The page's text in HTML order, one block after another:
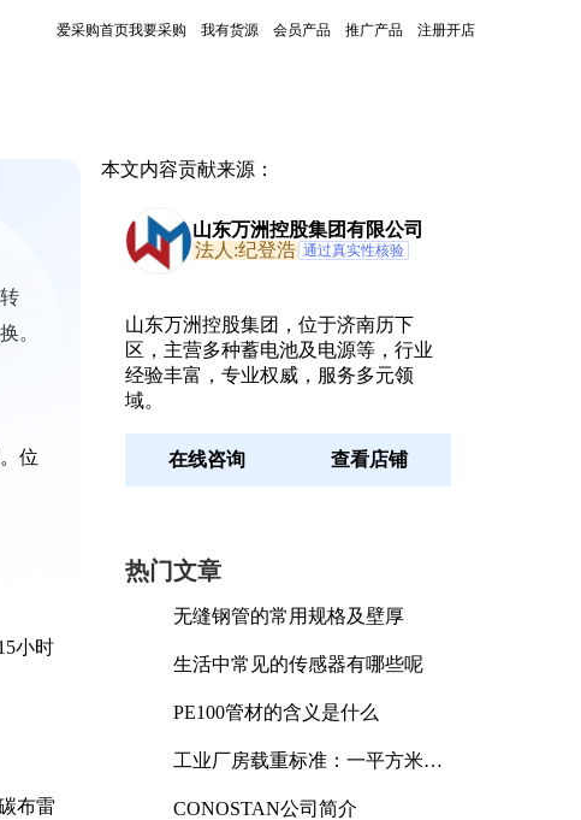
爱采购首页我要采购 我有货源 会员产品 推广产品 注册开店
。
位
小时
布雷
本文内容贡献来源：
山东万洲控股集团有限公司
法人:纪登浩 通过真实性核验
山东万洲控股集团，位于济南历下
区，主营多种蓄电池及电源等，行业
经验丰富，专业权威，服务多元领
域。
在线咨询 查看店铺
热门文章
无缝钢管的常用规格及壁厚
生活中常见的传感器有哪些呢
PE100管材的含义是什么
工业厂房载重标准：一平方米能
CONOSTAN公司简介